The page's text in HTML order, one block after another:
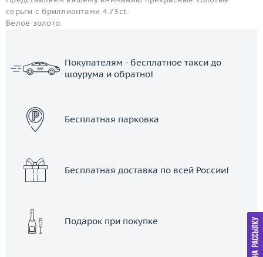
серьги с бриллиантами 4.73ct.
Белое золото.
Покупателям - бесплатное такси до
шоурума и обратно!
Бесплатная парковка
Бесплатная доставка по всей России!
Подарок при покупке